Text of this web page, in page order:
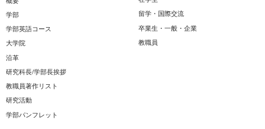
学部
学部英語コース
大学院
沿革
研究科長/学部長挨拶
教職員著作リスト
研究活動
学部パンフレット
留学・国際交流
卒業生・一般・企業
教職員